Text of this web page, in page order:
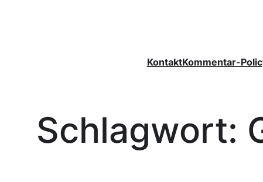
KontaktKommentar-
Schlagwort: